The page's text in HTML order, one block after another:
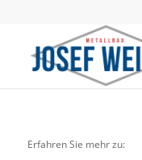
Erfahren Sie mehr zu: